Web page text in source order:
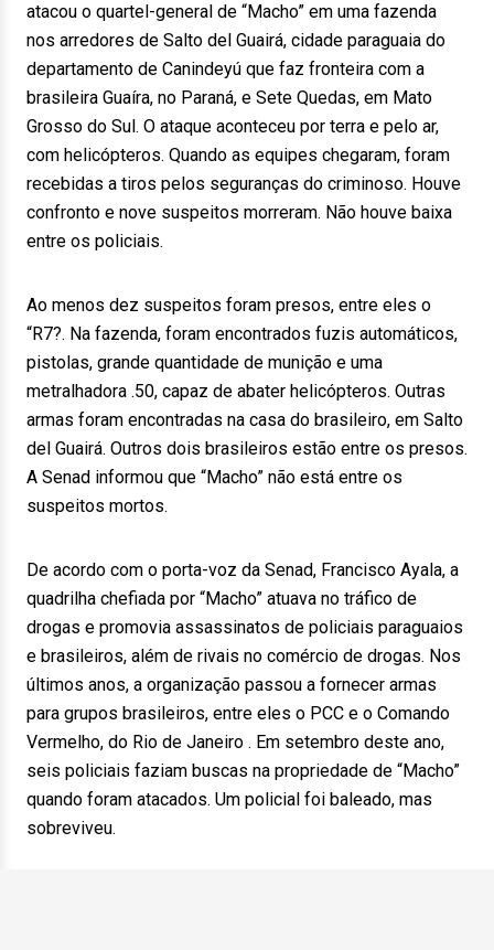
atacou o quartel-general de “Macho” em uma fazenda
nos arredores de Salto del Guairá, cidade paraguaia do
departamento de Canindeyú que faz fronteira com a
brasileira Guaíra, no Paraná, e Sete Quedas, em Mato
Grosso do Sul. O ataque aconteceu por terra e pelo ar,
com helicópteros. Quando as equipes chegaram, foram
recebidas a tiros pelos seguranças do criminoso. Houve
confronto e nove suspeitos morreram. Não houve baixa
entre os policiais.
Ao menos dez suspeitos foram presos, entre eles o
“R7?. Na fazenda, foram encontrados fuzis automáticos,
pistolas, grande quantidade de munição e uma
metralhadora .50, capaz de abater helicópteros. Outras
armas foram encontradas na casa do brasileiro, em Salto
del Guairá. Outros dois brasileiros estão entre os presos.
A Senad informou que “Macho” não está entre os
suspeitos mortos.
De acordo com o porta-voz da Senad, Francisco Ayala, a
quadrilha chefiada por “Macho” atuava no tráfico de
drogas e promovia assassinatos de policiais paraguaios
e brasileiros, além de rivais no comércio de drogas. Nos
últimos anos, a organização passou a fornecer armas
para grupos brasileiros, entre eles o PCC e o Comando
Vermelho, do Rio de Janeiro . Em setembro deste ano,
seis policiais faziam buscas na propriedade de “Macho”
quando foram atacados. Um policial foi baleado, mas
sobreviveu.